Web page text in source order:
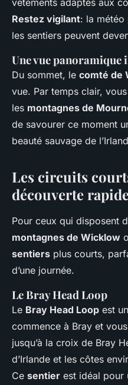
vêtements adaptés aux
Restez vigilant: la météo
les sentiers peuvent
Une vue panoramique
Du sommet, le comté de
vue. Par temps clair,
les montagnes de
de savourer ce moment
beauté sauvage de
Les circuits
découverte
Pour ceux qui disposent
montagnes de Wicklow
sentiers plus courts,
d’une journée.
Le Bray Head Loop
Le Bray Head Loop est
commence à Bray et
jusqu’à la croix de Bray
d’Irlande et les côtes
Ce sentier est idéal pour